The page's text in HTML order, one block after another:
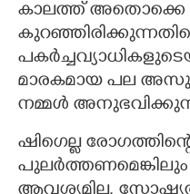
കാലത്ത് അതൊക്കെ
മാരകമായ പല
നമ്മൾ
ഷിഗെല്ല